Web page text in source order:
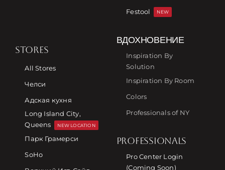
Festool
NEW
STORES
All Stores
Челси
Адская кухня
Long Island City,
Queens
NEW LOCATION
Парк Грамерси
SoHo
ВДОХНОВЕНИЕ
Inspiration By
Solution
Inspiration By Room
Colors
Professionals of NY
PROFESSIONALS
Pro Center Login
(Coming Soon)